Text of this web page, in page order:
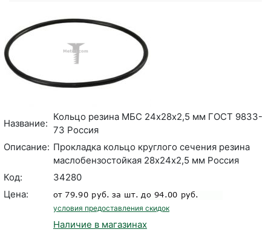
Название:
Кольцо резина МБС 24х28х2,5 мм ГОСТ 9833-
73 Россия
Описание: Прокладка кольцо круглого сечения резина
маслобензостойкая 28х24х2,5 мм Россия
Код:
34280
Цена:
условия предоставления скидок
Наличие в магазинах